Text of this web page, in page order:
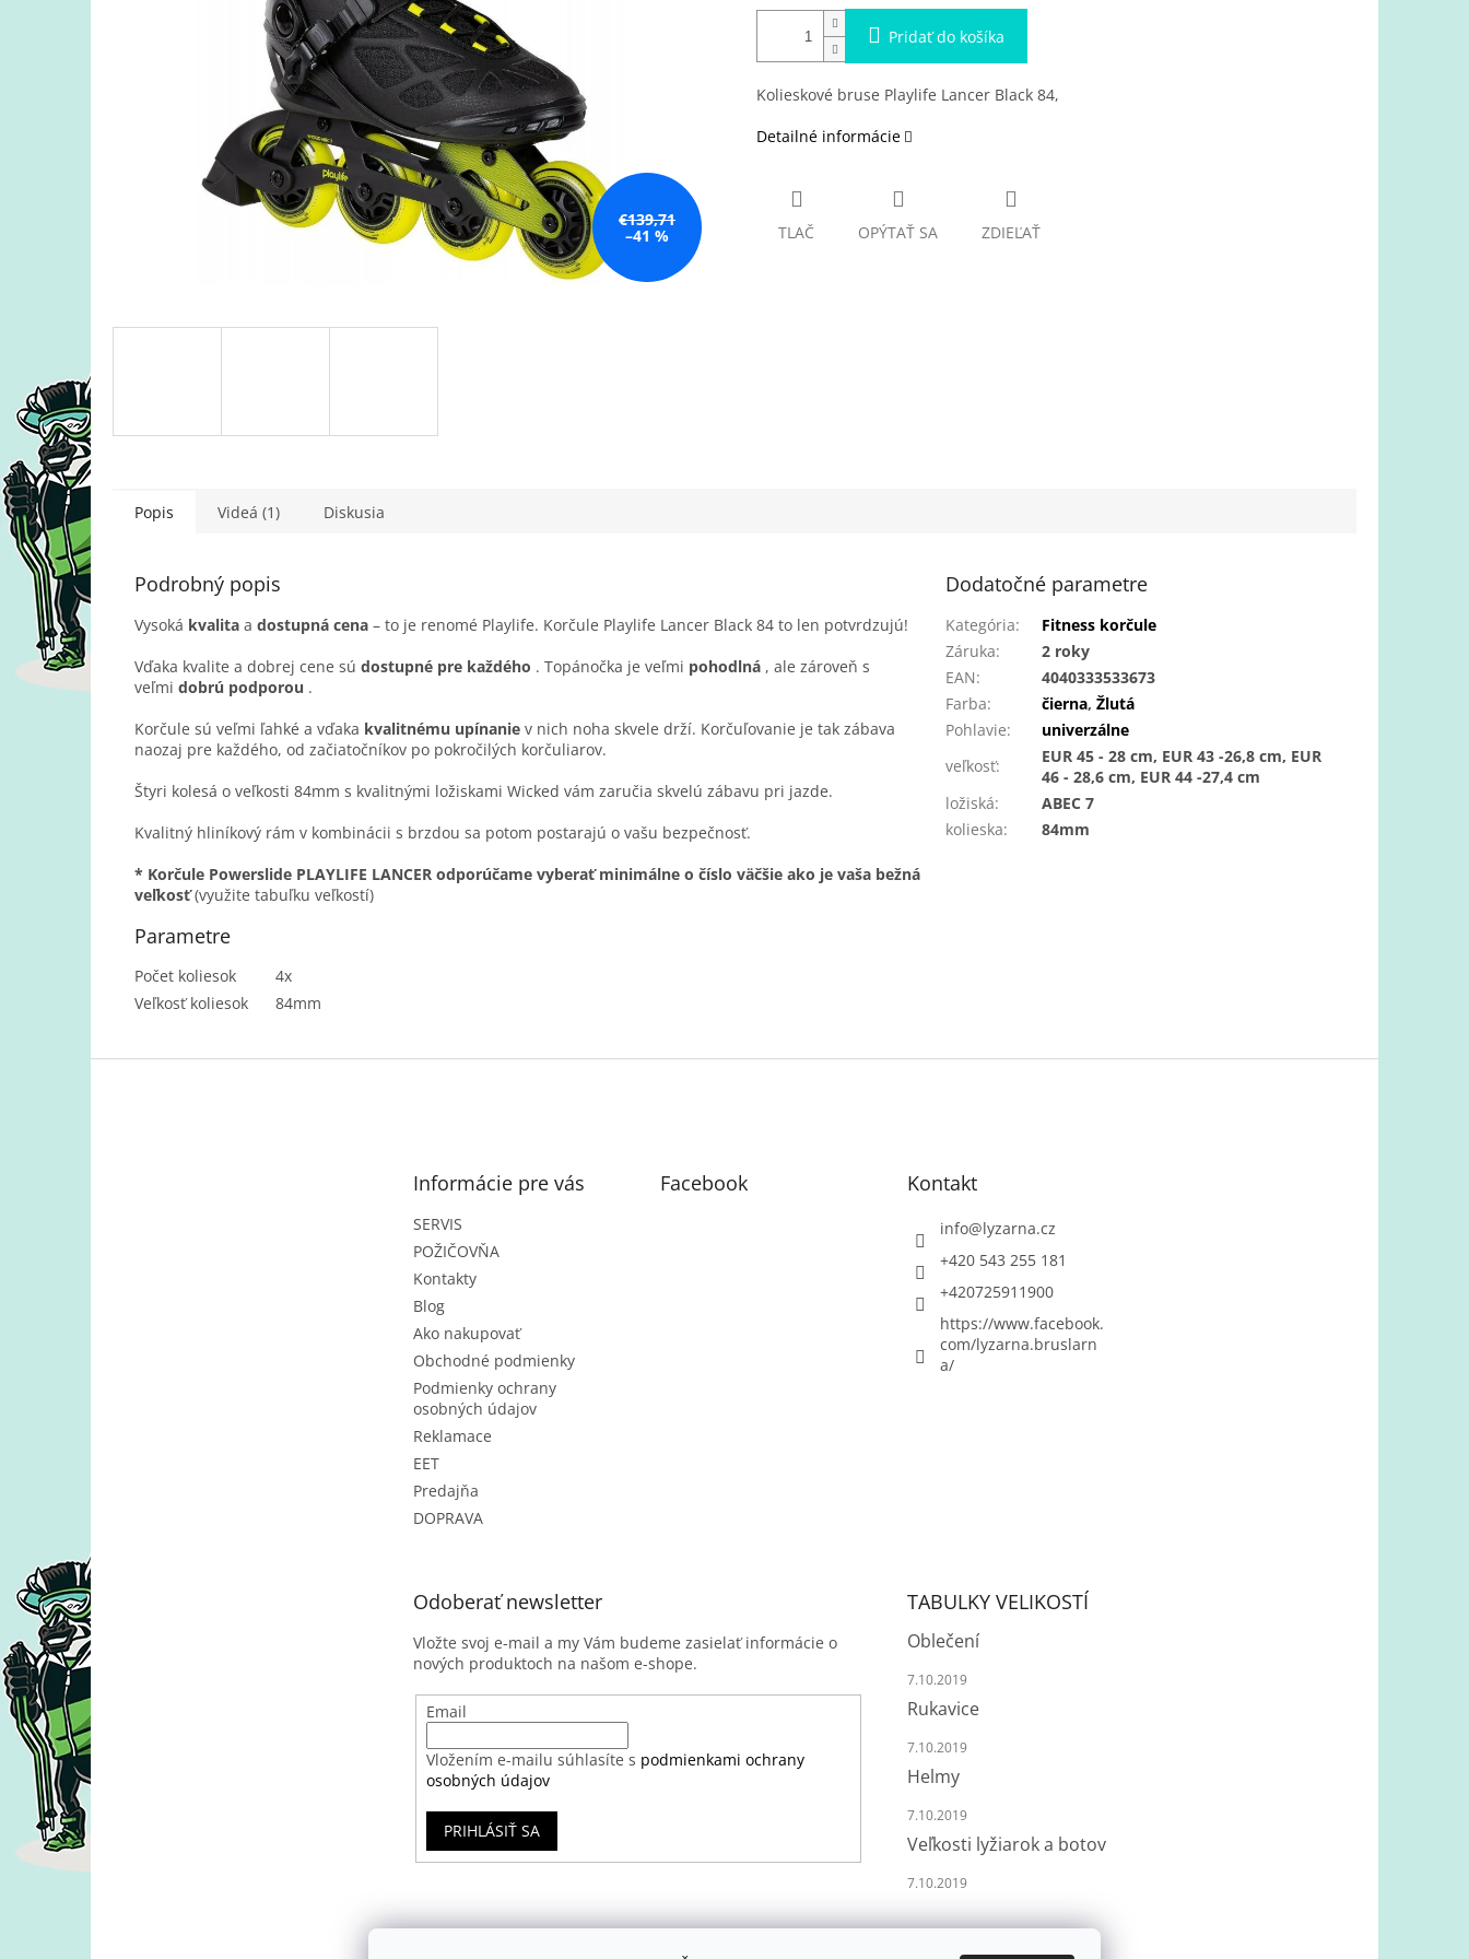
€139,71
–41 %
Pridať do košíka
Kolieskové bruse Playlife Lancer Black 84,
Detailné informácie
TLAČ OPÝTAŤ SA ZDIEĽAŤ
Popis Videá (1) Diskusia
Podrobný popis
Vysoká kvalita a dostupná cena – to je renomé Playlife. Korčule Playlife Lancer Black 84 to len potvrdzujú!
Vďaka kvalite a dobrej cene sú dostupné pre každého . Topánočka je veľmi pohodlná , ale zároveň s
veľmi dobrú podporou .
Korčule sú veľmi ľahké a vďaka kvalitnému upínanie v nich noha skvele drží. Korčuľovanie je tak zábava
naozaj pre každého, od začiatočníkov po pokročilých korčuliarov.
Štyri kolesá o veľkosti 84mm s kvalitnými ložiskami Wicked vám zaručia skvelú zábavu pri jazde.
Kvalitný hliníkový rám v kombinácii s brzdou sa potom postarajú o vašu bezpečnosť.
* Korčule Powerslide PLAYLIFE LANCER odporúčame vyberať minimálne o číslo väčšie ako je vaša bežná
veľkosť(využite tabuľku veľkostí)
Parametre
Počet koliesok
4x
Veľkosť koliesok
84mm
Dodatočné parametre
Kategória:
Fitness korčule
Záruka:
2 roky
EAN:
4040333533673
Farba: čierna,Žlutá
Pohlavie:
univerzálne
veľkosť:
EUR 45 - 28 cm, EUR 43 -26,8 cm, EUR
46 - 28,6 cm, EUR 44 -27,4 cm
ložiská:
ABEC 7
kolieska: 84mm
Informácie pre vás
SERVIS
POŽIČOVŇA
Kontakty
Blog
Ako nakupovať
Obchodné podmienky
Podmienky ochrany
osobných údajov
Reklamace
EET
Predajňa
DOPRAVA
Facebook Kontakt
info@lyzarna.cz
+420 543 255 181
+420725911900
https://www.facebook.
com/lyzarna.bruslarn
a/
Odoberať newsletter
Vložte svoj e-mail a my Vám budeme zasielať informácie o
nových produktoch na našom e-shope.
Email
Vložením e-mailu súhlasíte s podmienkami ochrany
osobných údajov
PRIHLÁSIŤ SA
TABULKY VELIKOSTÍ
Oblečení
7.10.2019
Rukavice
7.10.2019
Helmy
7.10.2019
Veľkosti lyžiarok a botov
7.10.2019